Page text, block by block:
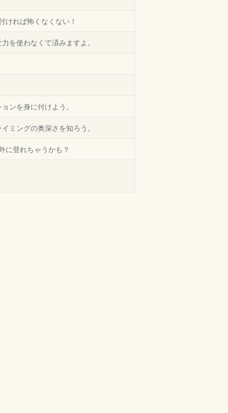
ければ怖くなくない！
を使わなくて済みますよ。
ンを身に付けよう。
ミングの奥深さを知ろう。
に登れちゃうかも？